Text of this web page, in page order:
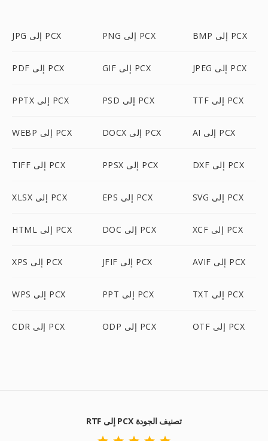
JPG إلى PCX PNG إلى PCX BMP إلى PCX
PDF إلى PCX GIF إلى PCX JPEG إلى PCX
PPTX إلى PCX PSD إلى PCX TTF إلى PCX
WEBP إلى PCX DOCX إلى PCX AI إلى PCX
TIFF إلى PCX PPSX إلى PCX DXF إلى PCX
XLSX إلى PCX EPS إلى PCX SVG إلى PCX
HTML إلى PCX DOC إلى PCX XCF إلى PCX
XPS إلى PCX JFIF إلى PCX AVIF إلى PCX
WPS إلى PCX PPT إلى PCX TXT إلى PCX
CDR إلى PCX ODP إلى PCX OTF إلى PCX
RTF إلى PCX تصنيف الجودة